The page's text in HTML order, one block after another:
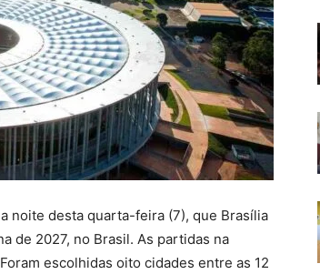
noite desta quarta-feira (7), que Brasília
de 2027, no Brasil. As partidas na
escolhidas oito cidades entre as 12